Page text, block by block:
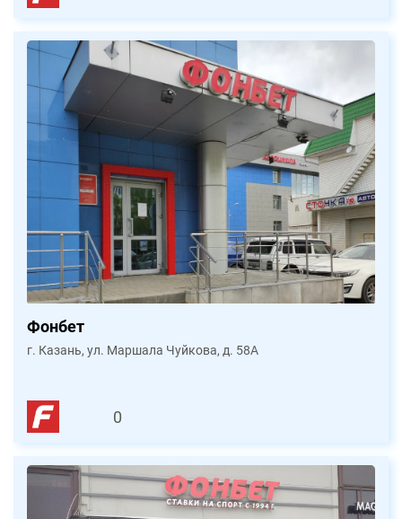
Фонбет
г. Казань, ул. Маршала Чуйкова, д. 58А
0